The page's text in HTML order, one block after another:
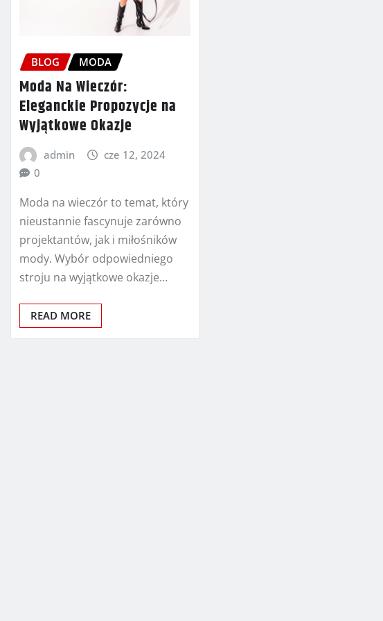
BLOG MODA
Moda Na Wieczór:
Eleganckie Propozycje na
Wyjątkowe Okazje
admin
cze 12, 2024
0
Moda na wieczór to temat, który
nieustannie fascynuje zarówno
projektantów, jak i miłośników
mody. Wybór odpowiedniego
stroju na wyjątkowe okazje…
READ MORE